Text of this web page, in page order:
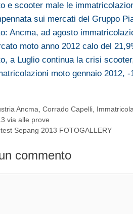
e scooter male le
sui mercati del Gruppo
Ancma, ad agosto
moto anno 2012 calo del
a Luglio continua la crisi
moto gennaio 2012, -
Ancma ,Corrado Capelli
via alle prove
Sepang 2013 FOTOGALLERY
commento